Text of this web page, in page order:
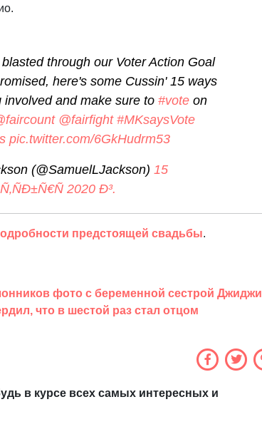
through our Voter Action Goal
here's some Cussin' 15 ways
and make sure to #vote on
@fairfight #MKsaysVote
pic.twitter.com/6GkHudrm53
(@SamuelLJackson) 15
2020 Ð³.
предстоящей свадьбы.
фото с беременной сестрой Джиджи
что в шестой раз стал отцом
в курсе всех самых интересных и